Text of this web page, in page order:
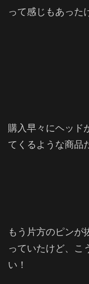
って感じもあった
購入早々にヘッド
てくるような商品
もう片方のピンが
っていたけど、こ
い！